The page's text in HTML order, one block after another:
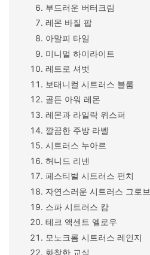
부드러운 버터크림
레몬 바질 팝
아말피 타일
미니멀 하이라이트
레트로 셔벗
보태니컬 시트러스 블룸
골든 아워 레몬
레몬과 라일락 위스퍼
깔끔한 주방 라벨
시트러스 누아르
허니드 리넨
페스티벌 시트러스 펀치
자연스러운 시트러스 그로브
스파 시트러스 캄
테크 액센트 옐로우
모노크롬 시트러스 레인지
화창한 교실